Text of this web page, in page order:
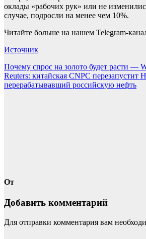
оклады «рабочих рук» или не
случае, подросли на менее чем 10%.
Читайте больше на нашем Telegram-
Источник
Навигация
по
Почему спрос на золото будет расти —
Reuters: китайская CNPC перезапустит
перерабатывавший российскую нефть
От
Добавить комментарий
Для отправки комментария вам